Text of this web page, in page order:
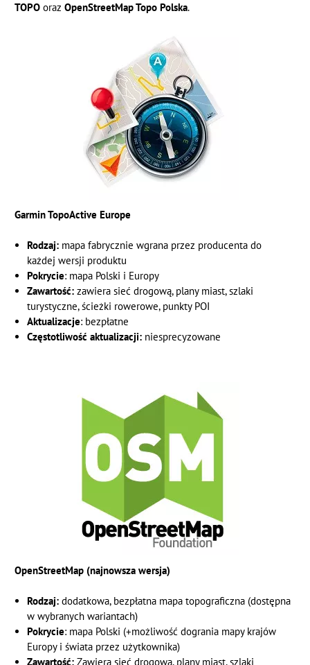
TOPO orazOpenStreetMap Topo Polska.
Garmin TopoActive Europe
Rodzaj: mapa fabrycznie wgrana przez producenta do
każdej wersji produktu
Pokrycie: mapa Polski i Europy
Zawartość: zawiera sieć drogową, plany miast, szlaki
turystyczne, ścieżki rowerowe, punkty POI
Aktualizacje: bezpłatne
Częstotliwość aktualizacji: niesprecyzowane
OpenStreetMap (najnowsza wersja)
Rodzaj: dodatkowa, bezpłatna mapa topograficzna (dostępna
w wybranych wariantach)
Pokrycie: mapa Polski (+możliwość dogrania mapy krajów
Europy i świata przez użytkownika)
Zawartość: Zawiera sieć drogową, plany miast, szlaki